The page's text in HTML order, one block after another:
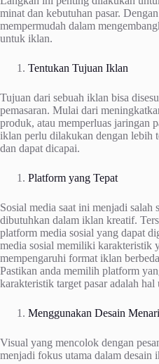
minat dan kebutuhan pasar.
mempermudah dalam
untuk iklan.
Tentukan Tujuan Iklan
Tujuan dari sebuah iklan bisa
pemasaran. Mulai dari
produk, atau memperluas jaringan
iklan perlu dilakukan dengan lebih
dan dapat dicapai.
Platform yang Tepat
Sosial media saat ini menjadi salah
dibutuhkan dalam iklan kreatif.
platform media sosial yang dapat
media sosial memiliki karakteristik
mempengaruhi format iklan
Pastikan anda memilih platform
karakteristik target pasar adalah hal
Menggunakan Desain
Visual yang mencolok dengan
menjadi fokus utama dalam desain